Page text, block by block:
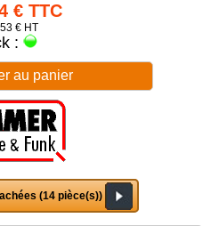
€ TTC
€ HT
:
au panier
(14 pièce(s))